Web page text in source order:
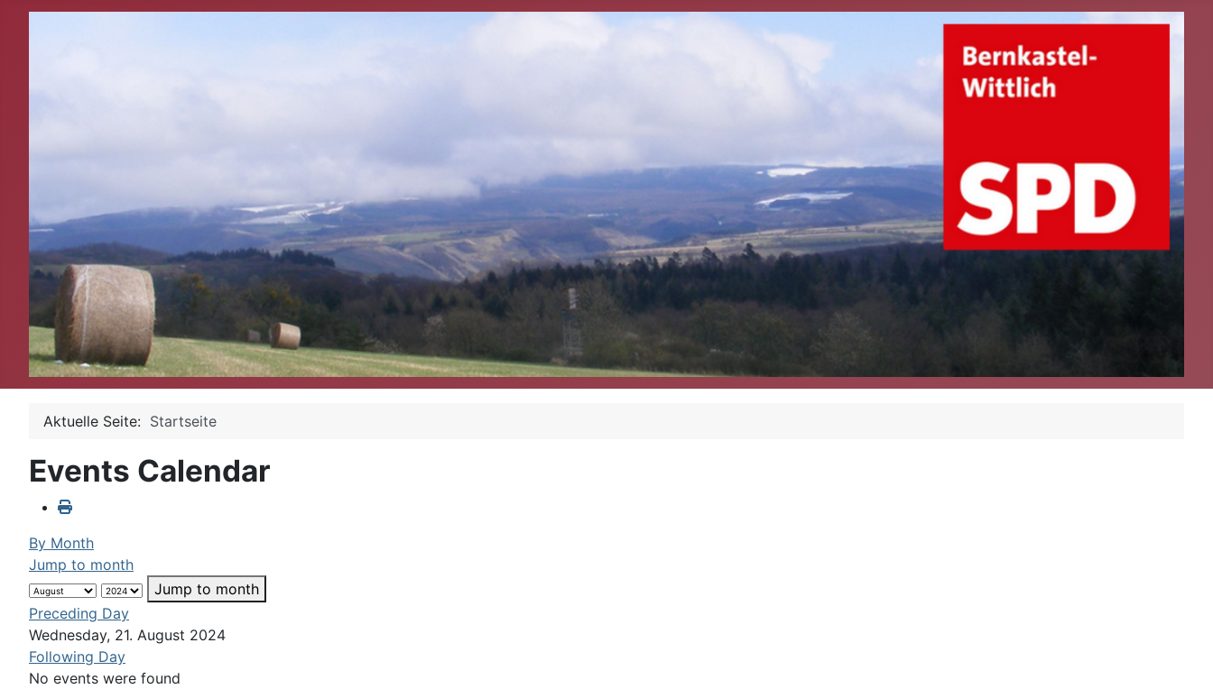
Aktuelle Seite: Startseite
Events Calendar
By Month
Jump to month
Jump to month
Preceding Day
Wednesday, 21. August 2024
Following Day
No events were found